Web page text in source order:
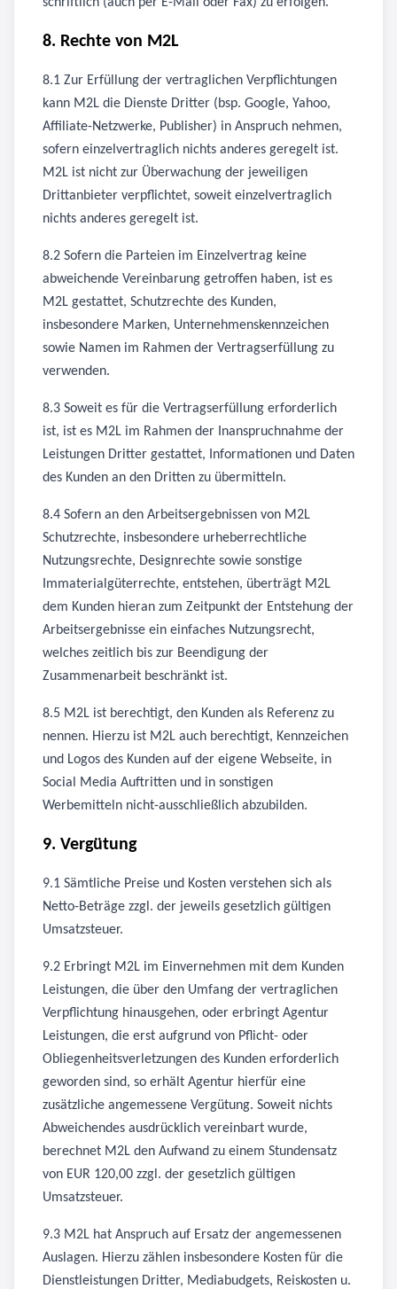
8. Rechte von M2L
8.1 Zur Erfüllung der vertraglichen Verpflichtungen
kann M2L die Dienste Dritter (bsp. Google, Yahoo,
Affiliate-Netzwerke, Publisher) in Anspruch nehmen,
sofern einzelvertraglich nichts anderes geregelt ist.
M2L ist nicht zur Überwachung der jeweiligen
Drittanbieter verpflichtet, soweit einzelvertraglich
nichts anderes geregelt ist.
8.2 Sofern die Parteien im Einzelvertrag keine
abweichende Vereinbarung getroffen haben, ist es
M2L gestattet, Schutzrechte des Kunden,
insbesondere Marken, Unternehmenskennzeichen
sowie Namen im Rahmen der Vertragserfüllung zu
verwenden.
8.3 Soweit es für die Vertragserfüllung erforderlich
ist, ist es M2L im Rahmen der Inanspruchnahme der
Leistungen Dritter gestattet, Informationen und Daten
des Kunden an den Dritten zu übermitteln.
8.4 Sofern an den Arbeitsergebnissen von M2L
Schutzrechte, insbesondere urheberrechtliche
Nutzungsrechte, Designrechte sowie sonstige
Immaterialgüterrechte, entstehen, überträgt M2L
dem Kunden hieran zum Zeitpunkt der Entstehung der
Arbeitsergebnisse ein einfaches Nutzungsrecht,
welches zeitlich bis zur Beendigung der
Zusammenarbeit beschränkt ist.
8.5 M2L ist berechtigt, den Kunden als Referenz zu
nennen. Hierzu ist M2L auch berechtigt, Kennzeichen
und Logos des Kunden auf der eigene Webseite, in
Social Media Auftritten und in sonstigen
Werbemitteln nicht-ausschließlich abzubilden.
9. Vergütung
9.1 Sämtliche Preise und Kosten verstehen sich als
Netto-Beträge zzgl. der jeweils gesetzlich gültigen
Umsatzsteuer.
9.2 Erbringt M2L im Einvernehmen mit dem Kunden
Leistungen, die über den Umfang der vertraglichen
Verpflichtung hinausgehen, oder erbringt Agentur
Leistungen, die erst aufgrund von Pflicht- oder
Obliegenheitsverletzungen des Kunden erforderlich
geworden sind, so erhält Agentur hierfür eine
zusätzliche angemessene Vergütung. Soweit nichts
Abweichendes ausdrücklich vereinbart wurde,
berechnet M2L den Aufwand zu einem Stundensatz
von EUR 120,00 zzgl. der gesetzlich gültigen
Umsatzsteuer.
9.3 M2L hat Anspruch auf Ersatz der angemessenen
Auslagen. Hierzu zählen insbesondere Kosten für die
Dienstleistungen Dritter, Mediabudgets, Reiskosten u.